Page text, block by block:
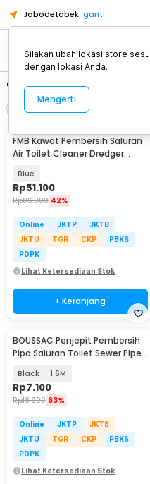
Jabodetabek ganti
"pembersih toilet"
Urutkan
FMB Kawat Pembersih Saluran
Air Toilet Cleaner Dredger
Blue
Rp51.100
Rp86.900 42%
Online JKTP
JKTB
JKTU
TGR CKP
PBKS
PDPK
Lihat Ketersediaan Stok
+ Keranjang
BOUSSAC Penjepit Pembersih
Pipa Saluran Toilet Sewer Pipe
Black 1.6M
Rp7.100
Rp18.900 63%
Online JKTP
JKTB
JKTU
TGR CKP
PBKS
PDPK
Lihat Ketersediaan Stok
Silakan ubah lokasi store
dengan lokasi Anda.
Mengerti